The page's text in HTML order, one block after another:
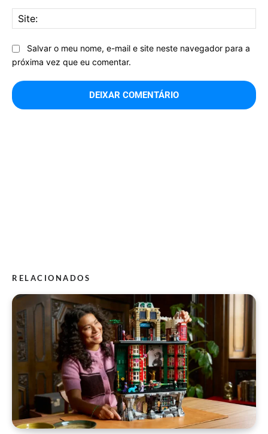
Salvar o meu nome, e-mail e site neste navegador para a
próxima vez que eu comentar.
RELACIONADOS